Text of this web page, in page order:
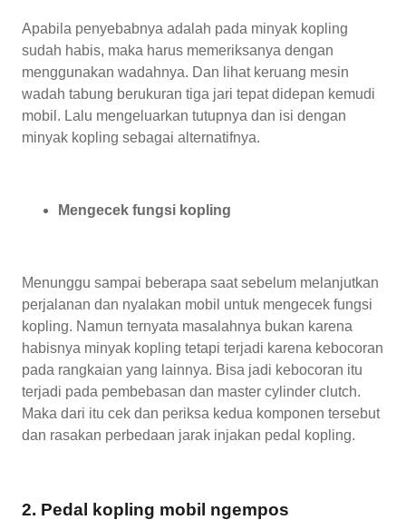
Apabila penyebabnya adalah pada minyak kopling
sudah habis, maka harus memeriksanya dengan
menggunakan wadahnya. Dan lihat keruang mesin
wadah tabung berukuran tiga jari tepat didepan kemudi
mobil. Lalu mengeluarkan tutupnya dan isi dengan
minyak kopling sebagai alternatifnya.
Mengecek fungsi kopling
Menunggu sampai beberapa saat sebelum melanjutkan
perjalanan dan nyalakan mobil untuk mengecek fungsi
kopling. Namun ternyata masalahnya bukan karena
habisnya minyak kopling tetapi terjadi karena kebocoran
pada rangkaian yang lainnya. Bisa jadi kebocoran itu
terjadi pada pembebasan dan master cylinder clutch.
Maka dari itu cek dan periksa kedua komponen tersebut
dan rasakan perbedaan jarak injakan pedal kopling.
2. Pedal kopling mobil ngempos